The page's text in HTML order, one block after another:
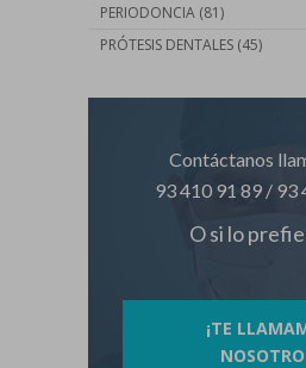
PERIODONCIA (81)
PRÓTESIS DENTALES (45)
Contáctanos
93 410 91 89 / 93
O si lo
¡TE